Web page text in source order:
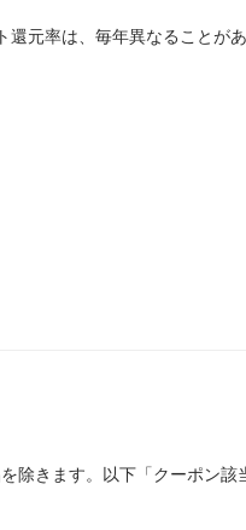
元率は、毎年異なることが
きます。以下「クーポン該